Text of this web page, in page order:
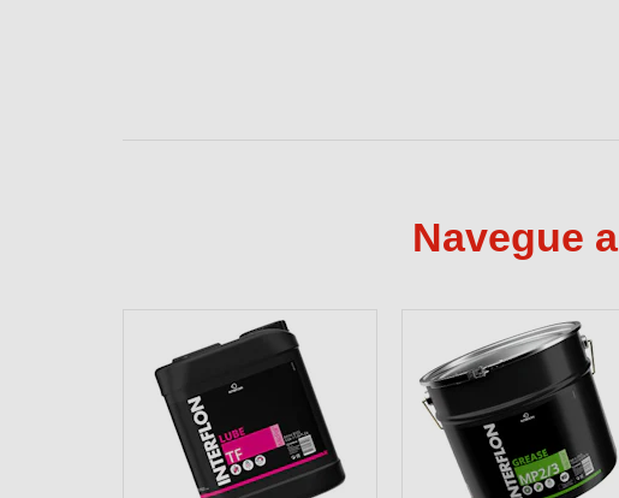
Navegue